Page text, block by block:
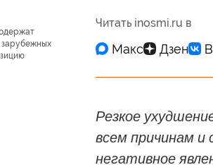
зарубежных
Читать inosmi.ru в
Резкое
всем причинам и
негативное